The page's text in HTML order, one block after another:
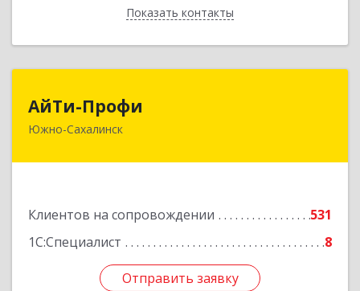
Показать контакты
Назад
АйТи-Профи
Южно-Сахалинск
Клиентов на сопровождении
531
1С:Специалист
8
Отправить заявку
693023, Сахалинская обл, город Южно-
Подробнее
Отправить заявку